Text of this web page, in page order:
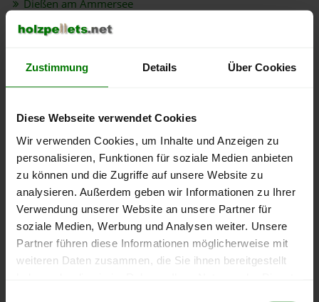
Zustimmung Details Über Cookies
Diese Webseite verwendet Cookies
Wir verwenden Cookies, um Inhalte und Anzeigen zu
personalisieren, Funktionen für soziale Medien anbieten
zu können und die Zugriffe auf unsere Website zu
analysieren. Außerdem geben wir Informationen zu Ihrer
Verwendung unserer Website an unsere Partner für
soziale Medien, Werbung und Analysen weiter. Unsere
Partner führen diese Informationen möglicherweise mit
weiteren Daten zusammen, die Sie ihnen bereitgestellt
Dießen am Ammersee
Eching am Ammersee
Eresing
Finning
Fuchstal
Greifenberg
Hofstetten
Hurlach
Igling
Kaufering
Kinsau